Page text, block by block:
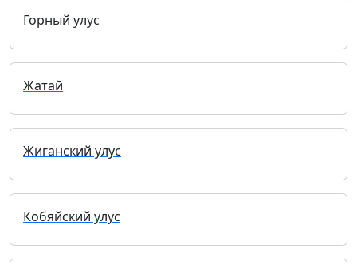
Горный улус
Жатай
Жиганский улус
Кобяйский улус